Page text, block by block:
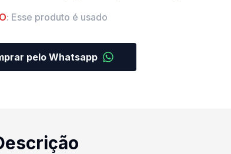
: Esse produto é usado
pelo Whatsapp